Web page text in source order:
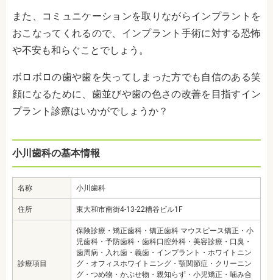
また、コミュニケーションを取りながらインプラントを
おこなってくれるので、インプラント手術に対する恐怖
や不安も和らぐことでしょう。
ボロボロの歯や歯を失ってしまった方でも自信のある笑
顔になるために、歯並びや歯の色さの改善を目指すイン
プラント診療はいかがでしょうか？
小川歯科の基本情報
名称 小川歯科
住所 東大和市南街4-13-22糟谷ビル1F
診療項目
保険診療・矯正歯科・矯正歯科 マウスピース矯正・小
児歯科・予防歯科・歯科口腔外科・美容診療・口臭・
歯周病・入れ歯・義歯・インプラント・ホワイトニン
グ・オフィスホワイトニング・顎関節症・クリーニン
グ・つめ物・かぶせ物・親知らず・小児矯正・噛み合